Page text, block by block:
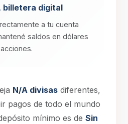
digital
a tu cuenta
saldos en dólares
N/A divisas diferentes,
pagos de todo el mundo
mínimo es de Sin